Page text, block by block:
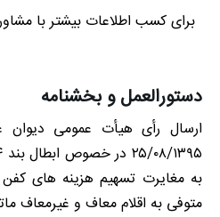
برای کسب اطلاعات بیشتر با
دستورالعمل و بخشنامه
ارسال رأی هیأت عمومی
۲۵/۰۸/۱۳۹۵در خصوص ابطال بند
به مغایرت تسهیم هزینه های
متوفی به اقلام معاف و غیرمعاف